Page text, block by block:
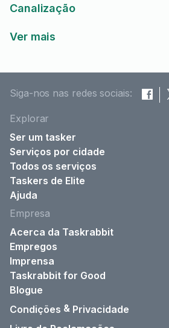
Canalização
Ver mais
Siga-nos nas redes sociais:
Explorar
Ser um tasker
Serviços por cidade
Todos os serviços
Taskers de Elite
Ajuda
Empresa
Acerca da Taskrabbit
Empregos
Imprensa
Taskrabbit for Good
Blogue
Condições & Privacidade